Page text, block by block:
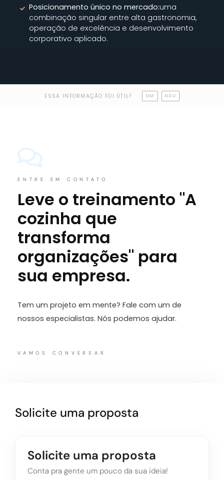
Posicionamento único no mercado:uma
combinação singular entre alta gastronomia,
operação de excelência e desenvolvimento
corporativo aplicado.
ESSA INFORMAÇÃO FOI ÚTIL? SIM NÃO
ENTRE EM CONTATO
Leve o treinamento "A
cozinha que
transforma
organizações" para
sua empresa.
Tem um projeto em mente? Fale com um de
nossos especialistas. Nós podemos ajudar.
VAMOS CONVERSAR
Solicite uma proposta
Solicite uma proposta
Conta pra gente um pouco da sua ideia!